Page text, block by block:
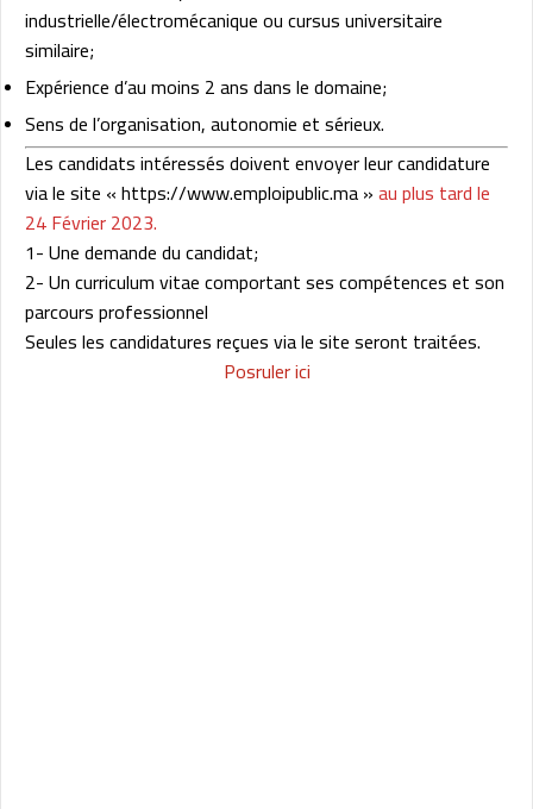
industrielle/électromécanique ou cursus universitaire
similaire;
Expérience d’au moins 2 ans dans le domaine;
Sens de l’organisation, autonomie et sérieux.
Les candidats intéressés doivent envoyer leur candidature
via le site « https://www.emploipublic.ma »au plus tard le
24 Février 2023.
1- Une demande du candidat;
2- Un curriculum vitae comportant ses compétences et son
parcours professionnel
Seules les candidatures reçues via le site seront traitées.
Posruler ici